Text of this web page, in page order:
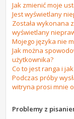
Jak zmienić moje
Jest wyświetlany
Została wykonana
wyświetlany
Mojego języka nie
Jak można
użytkownika?
Co to jest ranga i
Podczas próby
witryna prosi mnie
Problemy z